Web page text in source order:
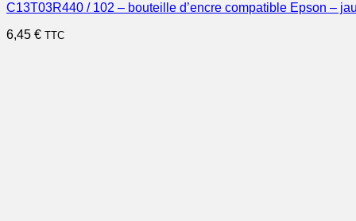
C13T03R440 / 102 – bouteille d’encre compatible Epson –
6,45 € TTC